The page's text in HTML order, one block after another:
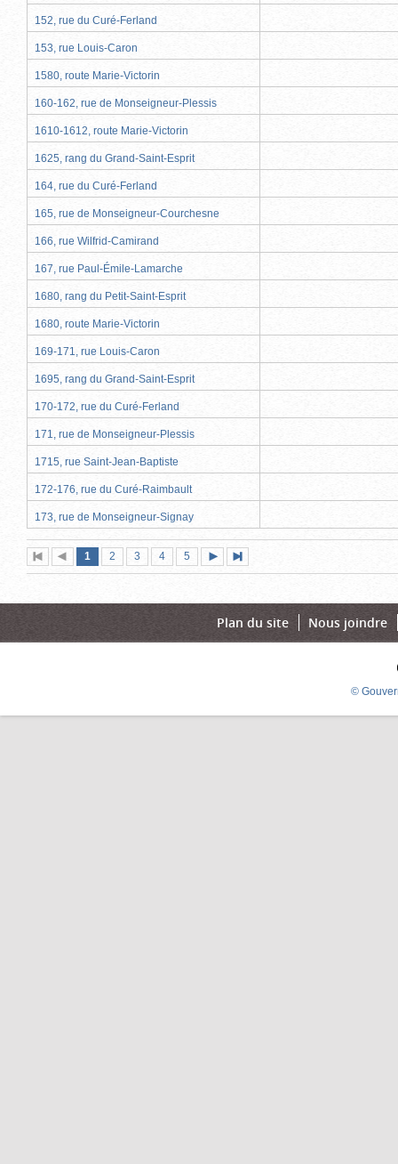
152, rue du Curé-Ferland
153, rue Louis-Caron
1580, route Marie-Victorin
160-162, rue de Monseigneur-Plessis
1610-1612, route Marie-Victorin
1625, rang du Grand-Saint-Esprit
164, rue du Curé-Ferland
165, rue de Monseigneur-Courchesne
166, rue Wilfrid-Camirand
167, rue Paul-Émile-Lamarche
1680, rang du Petit-Saint-Esprit
1680, route Marie-Victorin
169-171, rue Louis-Caron
1695, rang du Grand-Saint-Esprit
170-172, rue du Curé-Ferland
171, rue de Monseigneur-Plessis
1715, rue Saint-Jean-Baptiste
172-176, rue du Curé-Raimbault
173, rue de Monseigneur-Signay
Première
page
Page
précédente
Page
1 (page
actuelle)
Page
2 Page
3 Page
4 Page
5
suivante
page
Plan du site Nous joindre
©